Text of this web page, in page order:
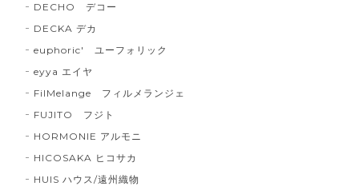
DECHO デコー
DECKA デカ
euphoric' ユーフォリック
eyya エイヤ
FilMelange フィルメランジェ
FUJITO フジト
HORMONIE アルモニ
HICOSAKA ヒコサカ
HUIS ハウス/遠州織物